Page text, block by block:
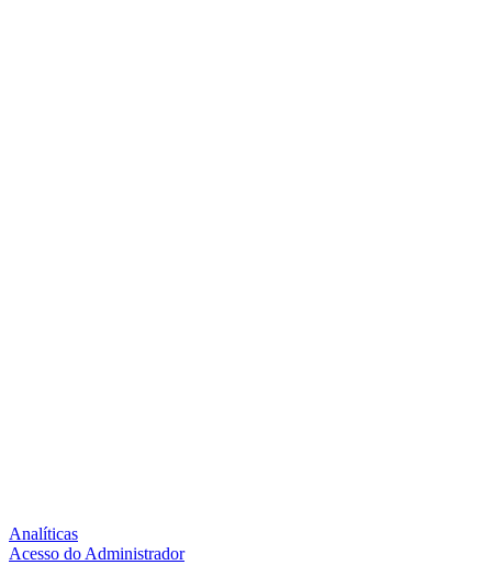
Analíticas
Acesso do Administrador